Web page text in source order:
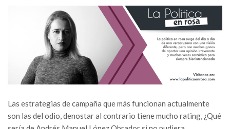
Las estrategias de campaña que más funcionan actualmente
son las del odio, denostar al contrario tiene mucho rating, ¿Qué